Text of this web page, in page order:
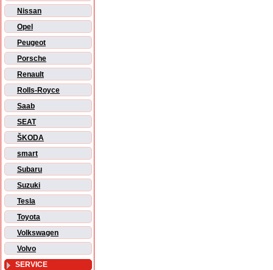
Nissan
Opel
Peugeot
Porsche
Renault
Rolls-Royce
Saab
SEAT
ŠKODA
smart
Subaru
Suzuki
Tesla
Toyota
Volkswagen
Volvo
SERVICE